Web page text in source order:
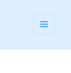
挂件